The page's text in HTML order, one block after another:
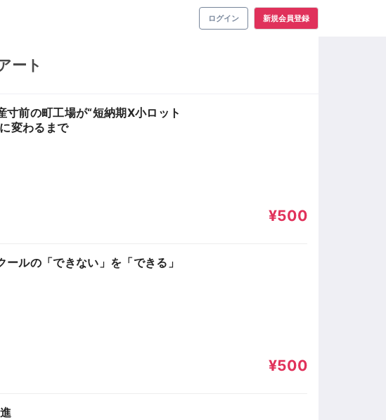
ログイン 新規会員登録
ート
前の町工場が“短納期X小ロット
変わるまで
¥500
ルの「できない」を「できる」
¥500